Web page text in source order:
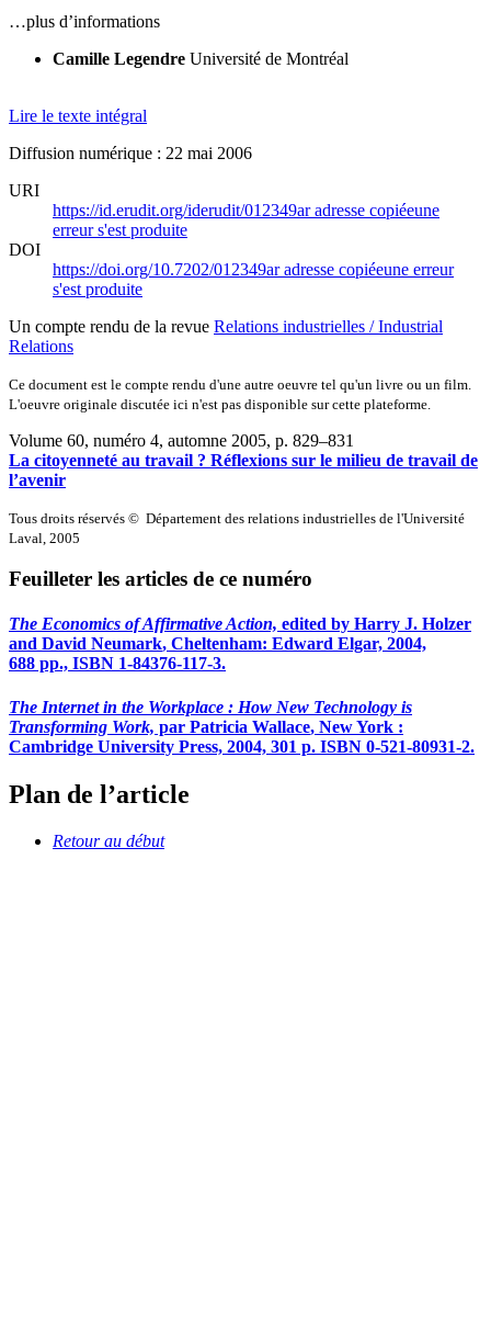
…plus d’informations
Camille Legendre Université de Montréal
Lire le texte intégral
Diffusion numérique : 22 mai 2006
URI
https://id.erudit.org/iderudit/012349aradresse copiéeune
erreur s'est produite
DOI
https://doi.org/10.7202/012349aradresse copiéeune erreur
s'est produite
Un compte rendu de la revue Relations industrielles / Industrial
Relations
Ce document est le compte rendu d'une autre oeuvre tel qu'un livre ou un film.
L'oeuvre originale discutée ici n'est pas disponible sur cette plateforme.
Volume 60, numéro 4, automne 2005, p. 829–831
La citoyenneté au travail ? Réflexions sur le milieu de travail de
l’avenir
Tous droits réservés © Département des relations industrielles de l'Université
Laval, 2005
Feuilleter les articles de ce numéro
The Economics of Affirmative Action, edited by Harry J. Holzer
and David Neumark, Cheltenham: Edward Elgar, 2004,
688 pp., ISBN 1-84376-117-3.
The Internet in the Workplace : How New Technology is
Transforming Work, par Patricia Wallace, New York :
Cambridge University Press, 2004, 301 p. ISBN 0-521-80931-2.
Plan de l’article
Retour au début